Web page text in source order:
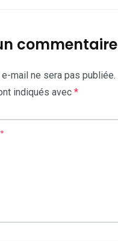
commentaire
mail ne sera pas publiée.
indiqués avec *
*